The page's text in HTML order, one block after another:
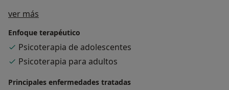
ver más
Enfoque terapéutico
Psicoterapia de adolescentes
Psicoterapia para adultos
Principales enfermedades tratadas